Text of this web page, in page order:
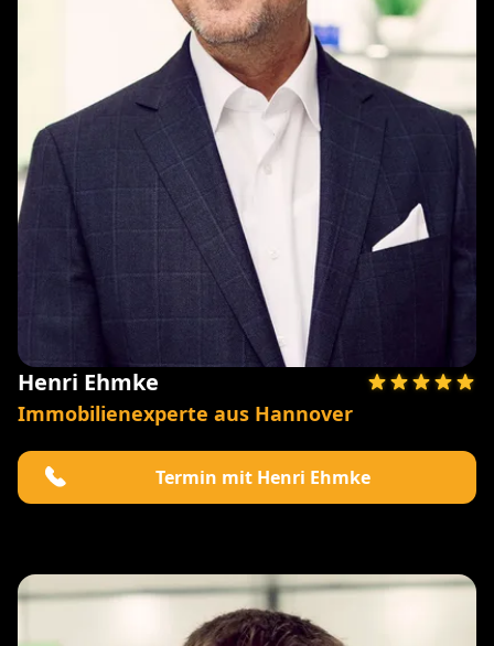
Henri Ehmke
Immobilienexperte aus Hannover
Termin mit Henri Ehmke